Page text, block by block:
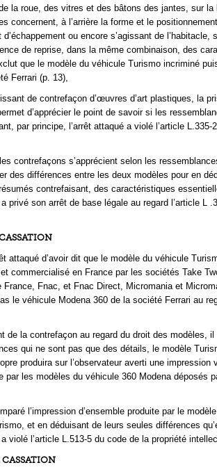
la roue, des vitres et des bâtons des jantes, sur la
concernent, à l’arrière la forme et le
ou encore s’agissant de l’habitacle,
de reprise, dans la même combinaison, des
que le modèle du véhicule Turismo incriminé
Ferrari (p. 13),
de contrefaçon d’œuvres d’art plastiques, la
d’apprécier le point de savoir si les
par principe, l’arrêt attaqué a violé l’article
contrefaçons s’apprécient selon les
des différences entre les deux modèles pour en
contrefaisant, des caractéristiques
privé son arrêt de base légale au regard l’article L
attaqué d’avoir dit que le modèle du véhicule
commercialisé en France par les sociétés Take
France, Fnac, et Fnac Direct, Micromania et
le véhicule Modena 360 de la société Ferrari au
de la contrefaçon au regard du droit des modèles, il
qui ne sont pas que des détails, le modèle
produira sur l’observateur averti une impression
par les modèles du véhicule 360 Modena déposés
l’impression d’ensemble produite par le
et en déduisant de leurs seules différences
violé l’article L.513-5 du code de la propriété